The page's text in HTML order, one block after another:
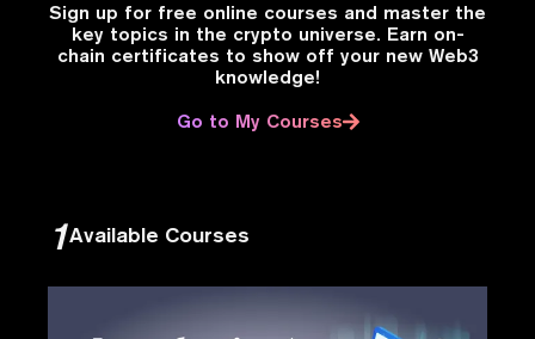
Sign up for free online courses and master the
key topics in the crypto universe. Earn on-
chain certificates to show off your new Web3
knowledge!
Go to My Courses
1Available Courses